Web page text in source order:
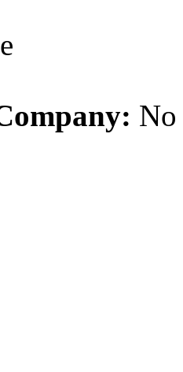
No